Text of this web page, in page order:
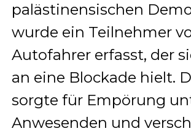
palästinensischen
wurde ein Teilnehmer
Autofahrer erfasst, der
an eine Blockade hielt.
sorgte für Empörung
Anwesenden und